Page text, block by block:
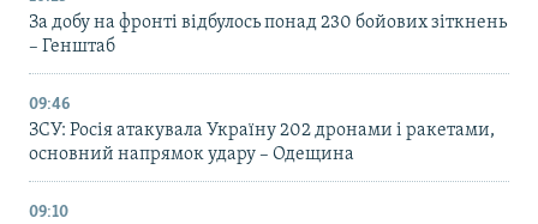
За добу на фронті відбулось понад 230 бойових зіткнень
– Генштаб
09:46
ЗСУ: Росія атакувала Україну 202 дронами і ракетами,
основний напрямок удару – Одещина
09:10